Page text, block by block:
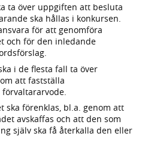
ta över uppgiften att besluta
ska hållas i konkursen.
för att genomföra
och för den inledande
i de flesta fall ta över
att fastställa
ska förenklas, bl.a. genom att
avskaffas och att den som
själv ska få återkalla den eller